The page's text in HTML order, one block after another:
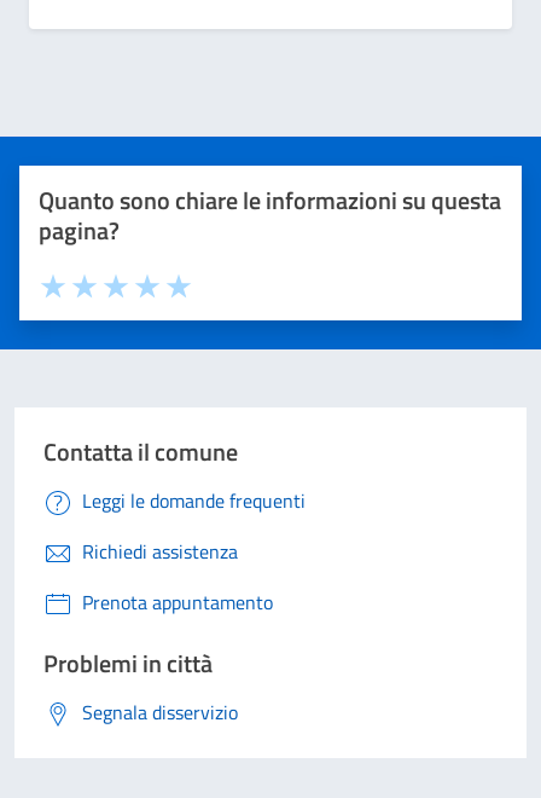
Quanto sono chiare le informazioni su questa
pagina?
Valuta 5 stelle su 5
Valuta 4 stelle su 5
Valuta 3 stelle su 5
Valuta 2 stelle su 5
Valuta 1 stelle su 5
Contatta il comune
Leggi le domande frequenti
Richiedi assistenza
Prenota appuntamento
Problemi in città
Segnala disservizio